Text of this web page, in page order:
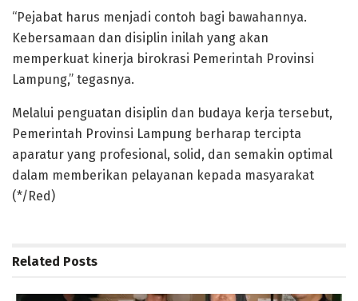
“Pejabat harus menjadi contoh bagi bawahannya.
Kebersamaan dan disiplin inilah yang akan
memperkuat kinerja birokrasi Pemerintah Provinsi
Lampung,” tegasnya.
Melalui penguatan disiplin dan budaya kerja tersebut,
Pemerintah Provinsi Lampung berharap tercipta
aparatur yang profesional, solid, dan semakin optimal
dalam memberikan pelayanan kepada masyarakat
(*/Red)
Related Posts